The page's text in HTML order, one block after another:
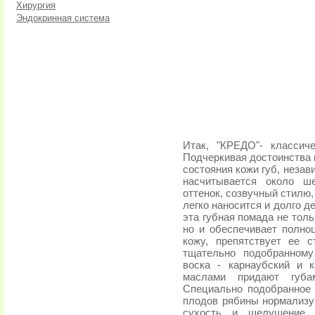
Хирургия
Эндокринная система
Итак, "КРЕДО"-
Подчеркивая
состояния кожи губ,
насчитывается около
оттенок, созвучный
легко наносится и долго
эта губная помада не
но и обеспечивает
кожу, препятствует ее
тщательно
воска - карнаубский и
маслами придают
Специально
плодов рябины